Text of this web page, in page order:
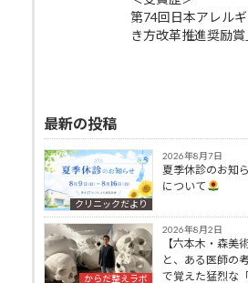
第74回日本アレル
き方改革推進奨励
最新の投稿
クリニックだより
2026年8月7日
夏季休診のお知
について
からだ整えラボ
2026年8月2日
【六本木・森美
と、ある医師の
で覚えた猛烈な